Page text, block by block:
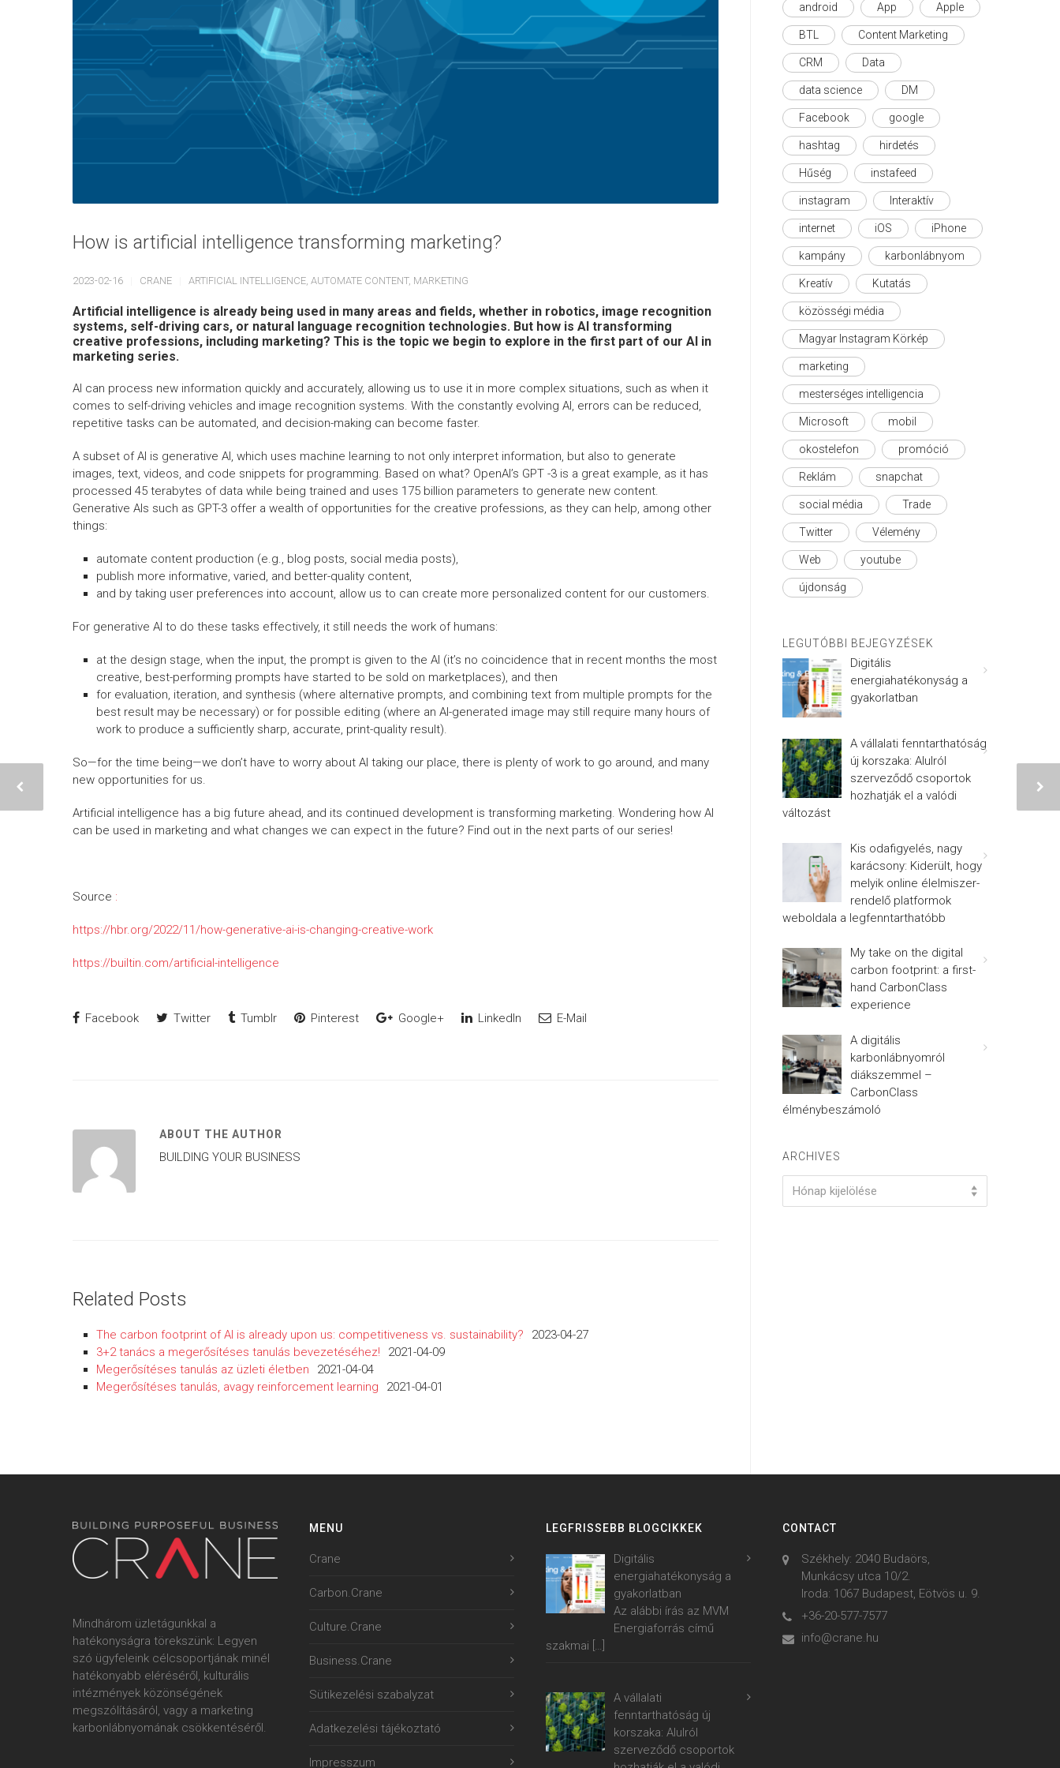
How is artificial intelligence transforming marketing?
2023-02-16 CRANE ARTIFICIAL INTELLIGENCE, AUTOMATE CONTENT, MARKETING
Artificial intelligence is already being used in many areas and fields, whether in robotics, image recognition
systems, self-driving cars, or natural language recognition technologies. But how is AI transforming
creative professions, including marketing? This is the topic we begin to explore in the first part of our AI in
marketing series.
AI can process new information quickly and accurately, allowing us to use it in more complex situations, such as when it
comes to self-driving vehicles and image recognition systems. With the constantly evolving AI, errors can be reduced,
repetitive tasks can be automated, and decision-making can become faster.
A subset of AI is generative AI, which uses machine learning to not only interpret information, but also to generate
images, text, videos, and code snippets for programming. Based on what? OpenAI’s GPT -3 is a great example, as it has
processed 45 terabytes of data while being trained and uses 175 billion parameters to generate new content.
Generative AIs such as GPT-3 offer a wealth of opportunities for the creative professions, as they can help, among other
things:
automate content production (e.g., blog posts, social media posts),
publish more informative, varied, and better-quality content,
and by taking user preferences into account, allow us to can create more personalized content for our customers.
For generative AI to do these tasks effectively, it still needs the work of humans:
at the design stage, when the input, the prompt is given to the AI (it’s no coincidence that in recent months the most
creative, best-performing prompts have started to be sold on marketplaces), and then
for evaluation, iteration, and synthesis (where alternative prompts, and combining text from multiple prompts for the
best result may be necessary) or for possible editing (where an AI-generated image may still require many hours of
work to produce a sufficiently sharp, accurate, print-quality result).
So—for the time being—we don’t have to worry about AI taking our place, there is plenty of work to go around, and many
new opportunities for us.
Artificial intelligence has a big future ahead, and its continued development is transforming marketing. Wondering how AI
can be used in marketing and what changes we can expect in the future? Find out in the next parts of our series!
Source :
https://hbr.org/2022/11/how-generative-ai-is-changing-creative-work
https://builtin.com/artificial-intelligence
Facebook Twitter Tumblr Pinterest Google+ LinkedIn E-Mail
ABOUT THE AUTHOR
BUILDING YOUR BUSINESS
Related Posts
The carbon footprint of AI is already upon us: competitiveness vs. sustainability?
2023-04-27
3+2 tanács a megerősítéses tanulás bevezetéséhez!
2021-04-09
Megerősítéses tanulás az üzleti életben
2021-04-04
Megerősítéses tanulás, avagy reinforcement learning
2021-04-01
android App Apple
BTL Content Marketing
CRM Data
data science DM
Facebook google
hashtag hirdetés
Hűség instafeed
instagram Interaktív
internet iOS iPhone
kampány karbonlábnyom
Kreatív Kutatás
közösségi média
Magyar Instagram Körkép
marketing
mesterséges intelligencia
Microsoft mobil
okostelefon promóció
Reklám snapchat
social média Trade
Twitter Vélemény
Web youtube
újdonság
LEGUTÓBBI BEJEGYZÉSEK
Digitális
energiahatékonyság a
gyakorlatban
A vállalati fenntarthatóság
új korszaka: Alulról
szerveződő csoportok
hozhatják el a valódi
változást
Kis odafigyelés, nagy
karácsony: Kiderült, hogy
melyik online élelmiszer-
rendelő platformok
weboldala a legfenntarthatóbb
My take on the digital
carbon footprint: a first-
hand CarbonClass
experience
A digitális
karbonlábnyomról
diákszemmel –
CarbonClass
élménybeszámoló
ARCHIVES
Hónap kijelölése
Mindhárom üzletágunkkal a
hatékonyságra törekszünk: Legyen
szó ügyfeleink célcsoportjának minél
hatékonyabb eléréséről, kulturális
intézmények közönségének
megszólításáról, vagy a marketing
karbonlábnyomának csökkentéséről.
MENU
Crane
Carbon.Crane
Culture.Crane
Business.Crane
Sütikezelési szabalyzat
Adatkezelési tájékoztató
Impresszum
LEGFRISSEBB BLOGCIKKEK
Digitális
energiahatékonyság a
gyakorlatban
Az alábbi írás az MVM
Energiaforrás című
szakmai […]
A vállalati
fenntarthatóság új
korszaka: Alulról
szerveződő csoportok
CONTACT
Székhely: 2040 Budaörs,
Munkácsy utca 10/2.
Iroda: 1067 Budapest, Eötvös u. 9.
+36-20-577-7577
info@crane.hu